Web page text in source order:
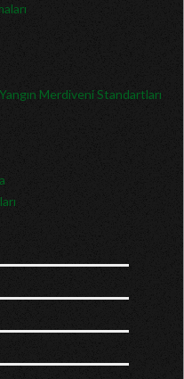
Merdiveni Standartları